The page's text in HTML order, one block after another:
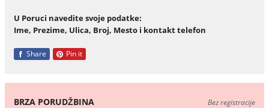
U Poruci navedite svoje podatke:
Ime, Prezime, Ulica, Broj, Mesto i kontakt telefon
Share Pin it
BRZA PORUDŽBINA Bez registracije